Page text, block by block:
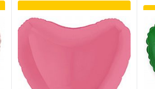
В наличии